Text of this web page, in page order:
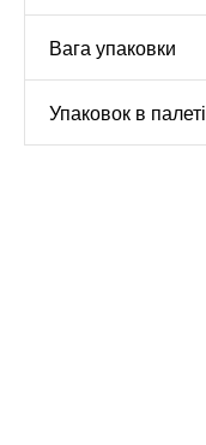
Вага упаковки
Упаковок в палеті